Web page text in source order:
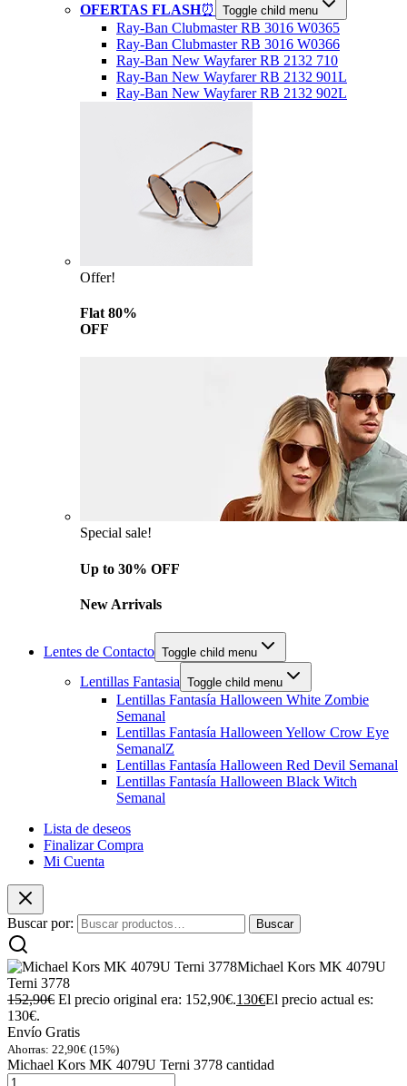
OFERTAS FLASH⏰ Toggle child menu
Ray-Ban Clubmaster RB 3016 W0365
Ray-Ban Clubmaster RB 3016 W0366
Ray-Ban New Wayfarer RB 2132 710
Ray-Ban New Wayfarer RB 2132 901L
Ray-Ban New Wayfarer RB 2132 902L
Offer!
Flat 80%
OFF
Special sale!
Up to 30% OFF
New Arrivals
Lentes de Contacto Toggle child menu
Lentillas Fantasia Toggle child menu
Lentillas Fantasía Halloween White Zombie
Semanal
Lentillas Fantasía Halloween Yellow Crow Eye
SemanalZ
Lentillas Fantasía Halloween Red Devil Semanal
Lentillas Fantasía Halloween Black Witch
Semanal
Lista de deseos
Finalizar Compra
Mi Cuenta
Buscar por: Buscar
Michael Kors MK 4079U
Terni 3778
152,90€ El precio original era: 152,90€.130€El precio actual es:
130€.
Envío Gratis
Ahorras: 22,90€ (15%)
Michael Kors MK 4079U Terni 3778 cantidad